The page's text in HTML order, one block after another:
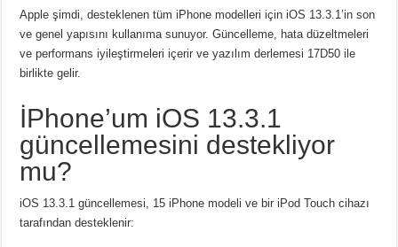
Apple şimdi, desteklenen tüm iPhone modelleri için iOS 13.3.1’in son
ve genel yapısını kullanıma sunuyor. Güncelleme, hata düzeltmeleri
ve performans iyileştirmeleri içerir ve yazılım derlemesi 17D50 ile
birlikte gelir.
İPhone’um iOS 13.3.1
güncellemesini destekliyor
mu?
iOS 13.3.1 güncellemesi, 15 iPhone modeli ve bir iPod Touch cihazı
tarafından desteklenir: